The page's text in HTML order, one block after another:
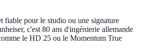
fiable pour le studio ou une signature
c'est 80 ans d'ingénierie allemande
le HD 25 ou le Momentum True